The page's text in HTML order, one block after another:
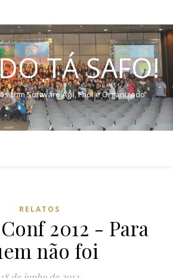
TÁ SAFO!
com Software Ágil, Fácil e Organizado
RELATOS
2012 - Para
não foi